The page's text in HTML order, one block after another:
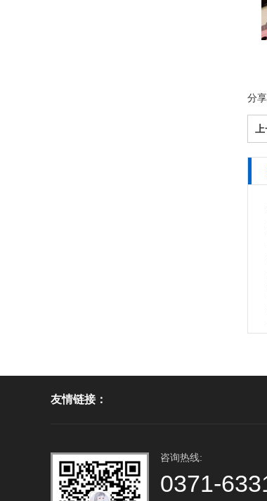
分享
友情链接：
咨询热线:
0371-